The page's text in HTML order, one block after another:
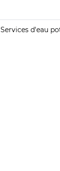
Services d'eau